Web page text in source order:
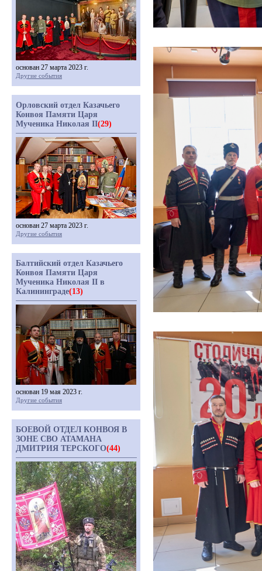
основан 27 марта 2023 г.
Другие события
Орловский отдел Казачьего
Конвоя Памяти Царя
Мученика Николая II(29)
основан 27 марта 2023 г.
Другие события
Балтийский отдел Казачьего
Конвоя Памяти Царя
Мученика Николая II в
Калининграде(13)
основан 19 мая 2023 г.
Другие события
БОЕВОЙ ОТДЕЛ КОНВОЯ В
ЗОНЕ СВО АТАМАНА
ДМИТРИЯ ТЕРСКОГО(44)